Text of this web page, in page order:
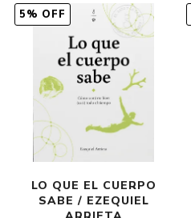
5% OFF
LO QUE EL CUERPO
SABE / EZEQUIEL